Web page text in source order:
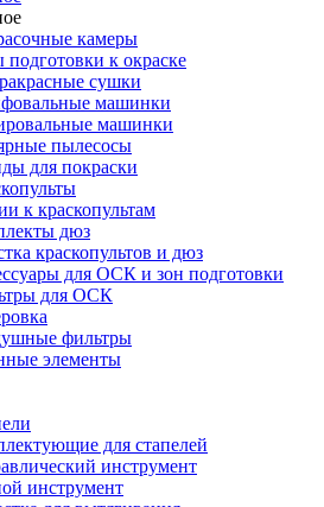
камеры
подготовки к окраске
сушки
машинки
машинки
пылесосы
для покраски
к краскопультам
дюз
краскопультов и дюз
для ОСК и зон подготовки
для ОСК
фильтры
элементы
для стапелей
инструмент
инструмент